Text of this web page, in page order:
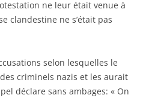
ne leur était venue à
clandestine ne s’était pas
selon lesquelles le
criminels nazis et les aurait
déclare sans ambages: « On